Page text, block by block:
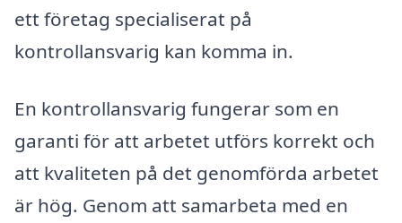
ett företag specialiserat på
kontrollansvarig kan komma in.
En kontrollansvarig fungerar som en
garanti för att arbetet utförs korrekt och
att kvaliteten på det genomförda arbetet
är hög. Genom att samarbeta med en